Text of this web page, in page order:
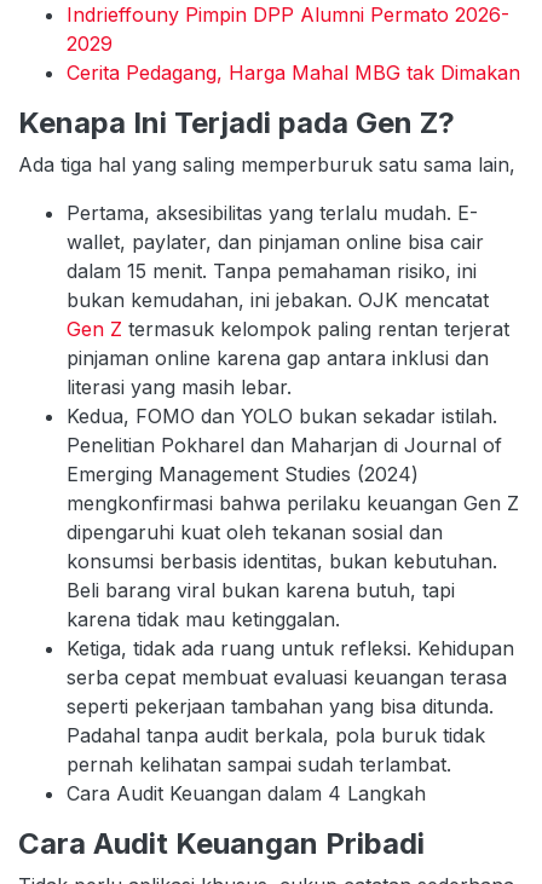
Indrieffouny Pimpin DPP Alumni Permato 2026-
2029
Cerita Pedagang, Harga Mahal MBG tak Dimakan
Kenapa Ini Terjadi pada Gen Z?
Ada tiga hal yang saling memperburuk satu sama lain,
Pertama, aksesibilitas yang terlalu mudah. E-
wallet, paylater, dan pinjaman online bisa cair
dalam 15 menit. Tanpa pemahaman risiko, ini
bukan kemudahan, ini jebakan. OJK mencatat
Gen Z termasuk kelompok paling rentan terjerat
pinjaman online karena gap antara inklusi dan
literasi yang masih lebar.
Kedua, FOMO dan YOLO bukan sekadar istilah.
Penelitian Pokharel dan Maharjan di Journal of
Emerging Management Studies (2024)
mengkonfirmasi bahwa perilaku keuangan Gen Z
dipengaruhi kuat oleh tekanan sosial dan
konsumsi berbasis identitas, bukan kebutuhan.
Beli barang viral bukan karena butuh, tapi
karena tidak mau ketinggalan.
Ketiga, tidak ada ruang untuk refleksi. Kehidupan
serba cepat membuat evaluasi keuangan terasa
seperti pekerjaan tambahan yang bisa ditunda.
Padahal tanpa audit berkala, pola buruk tidak
pernah kelihatan sampai sudah terlambat.
Cara Audit Keuangan dalam 4 Langkah
Cara Audit Keuangan Pribadi